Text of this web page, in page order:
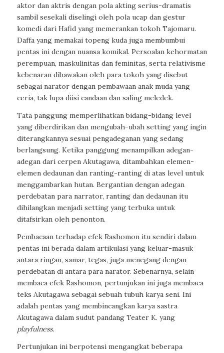
aktor dan aktris dengan pola akting serius-dramatis
sambil sesekali diselingi oleh pola ucap dan gestur
komedi dari Hafid yang memerankan tokoh Tajomaru.
Daffa yang memakai topeng kuda juga membumbui
pentas ini dengan nuansa komikal. Persoalan kehormatan
perempuan, maskulinitas dan feminitas, serta relativisme
kebenaran dibawakan oleh para tokoh yang disebut
sebagai narator dengan pembawaan anak muda yang
ceria, tak lupa diisi candaan dan saling meledek.
Tata panggung memperlihatkan bidang-bidang level
yang diberdirikan dan mengubah-ubah setting yang ingin
diterangkannya sesuai pengadeganan yang sedang
berlangsung. Ketika panggung menampilkan adegan-
adegan dari cerpen Akutagawa, ditambahkan elemen-
elemen dedaunan dan ranting-ranting di atas level untuk
menggambarkan hutan. Bergantian dengan adegan
perdebatan para narrator, ranting dan dedaunan itu
dihilangkan menjadi setting yang terbuka untuk
ditafsirkan oleh penonton.
Pembacaan terhadap efek Rashomon itu sendiri dalam
pentas ini berada dalam artikulasi yang keluar-masuk
antara ringan, samar, tegas, juga menegang dengan
perdebatan di antara para narator. Sebenarnya, selain
membaca efek Rashomon, pertunjukan ini juga membaca
teks Akutagawa sebagai sebuah tubuh karya seni. Ini
adalah pentas yang membincangkan karya sastra
Akutagawa dalam sudut pandang Teater K. yang
playfulness.
Pertunjukan ini berpotensi mengangkat beberapa